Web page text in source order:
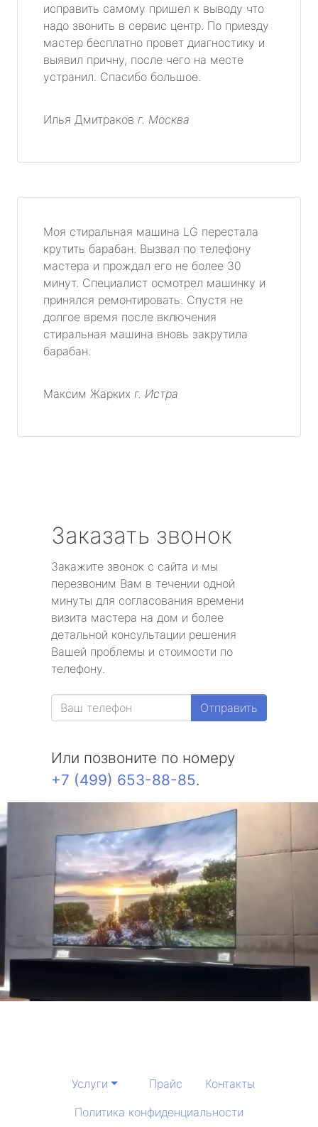
исправить самому пришел к выводу что
надо звонить в сервис центр. По приезду
мастер бесплатно провет диагностику и
выявил причну, после чего на месте
устранил. Спасибо большое.
Илья Дмитраков г. Москва
Моя стиральная машина LG перестала
крутить барабан. Вызвал по телефону
мастера и прождал его не более 30
минут. Специалист осмотрел машинку и
принялся ремонтировать. Спустя не
долгое время после включения
стиральная машина вновь закрутила
барабан.
Максим Жарких г. Истра
Заказать звонок
Закажите звонок с сайта и мы
перезвоним Вам в течении одной
минуты для согласования времени
визита мастера на дом и более
детальной консультации решения
Вашей проблемы и стоимости по
телефону.
Отправить
Или позвоните по номеру
+7 (499) 653-88-85.
Услуги Прайс
Контакты
Политика конфиденциальности